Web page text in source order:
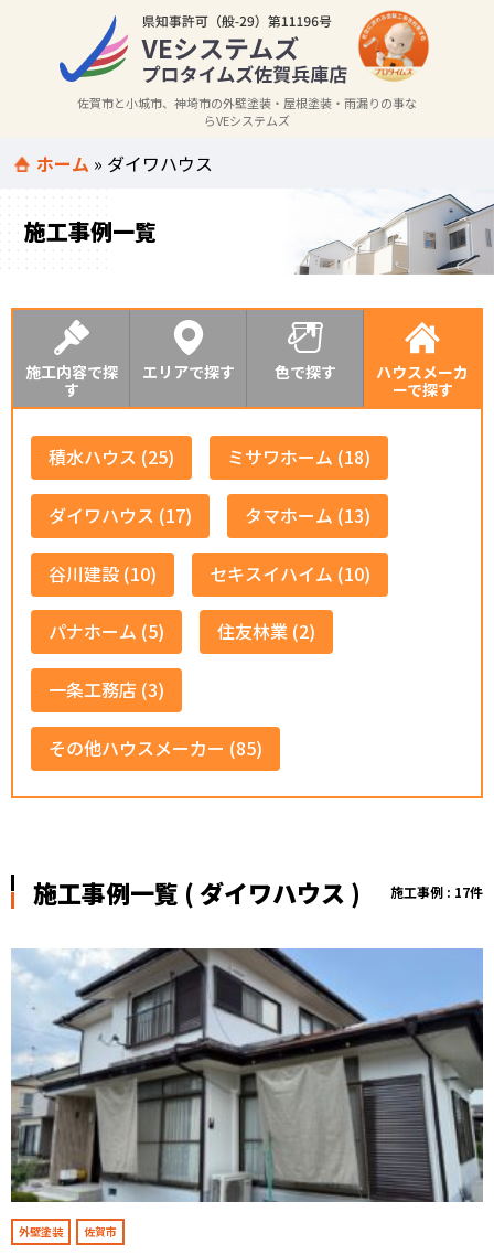
佐賀市と小城市、神埼市の外壁塗装・屋根塗装・雨漏りの事な
らVEシステムズ
ホーム » ダイワハウス
施工事例一覧
施工内容で探
す
エリアで探す 色で探す
ハウスメーカ
ーで探す
積水ハウス (25) ミサワホーム (18)
ダイワハウス (17) タマホーム (13)
谷川建設 (10) セキスイハイム (10)
パナホーム (5) 住友林業 (2)
一条工務店 (3)
その他ハウスメーカー (85)
施工事例一覧 ( ダイワハウス ) 施工事例 : 17件
外壁塗装 佐賀市